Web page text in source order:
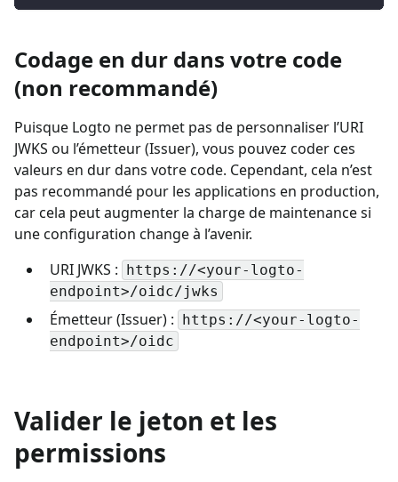
Codage en dur dans votre code
(non recommandé)
Puisque Logto ne permet pas de personnaliser l’URI
JWKS ou l’émetteur (Issuer), vous pouvez coder ces
valeurs en dur dans votre code. Cependant, cela n’est
pas recommandé pour les applications en production,
car cela peut augmenter la charge de maintenance si
une configuration change à l’avenir.
URI JWKS :
https://<your-logto-
endpoint>/oidc/jwks
Émetteur (Issuer) :
https://<your-logto-
endpoint>/oidc
Valider le jeton et les
permissions